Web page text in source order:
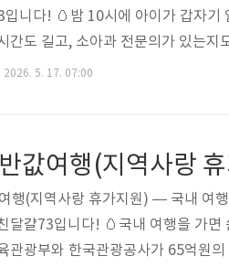
입니다! 🥚밤 10시에 아이가 갑자기
간도 길고, 소아과 전문의가 있는지
이병원이에요! 평일 야간과 주말·공
..
2026. 5. 17. 07:00
행(지역사랑 휴가지원) — 국내 여
달걀73입니다! 🥚국내 여행을 가면
관광부와 한국관광공사가 65억원